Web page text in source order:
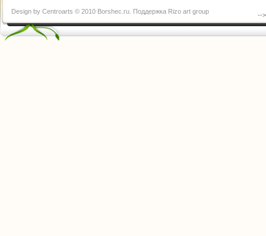
Design by Centroarts © 2010 Borshec.ru. Поддержка Rizo art group --